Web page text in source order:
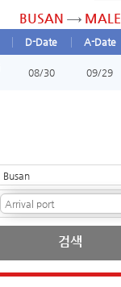
BUSAN MALE
D-Date A-Date
08/30 09/29
검색